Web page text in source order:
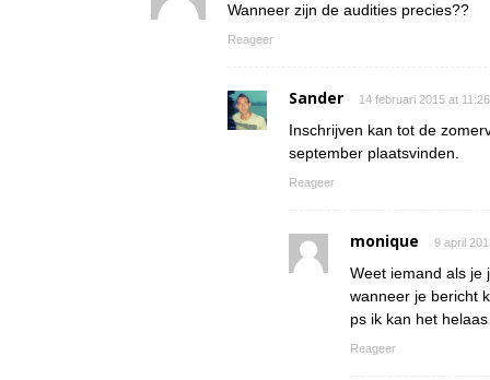
Wanneer zijn de audities precies??
Reageer
Sander 14 februari 2015 at
Inschrijven kan tot de
september plaatsvinden.
Reageer
monique 9 april
Weet iemand als je
wanneer je bericht
ps ik kan het
Reageer